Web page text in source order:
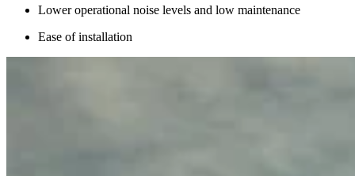
Lower operational noise levels and low maintenance
Ease of installation